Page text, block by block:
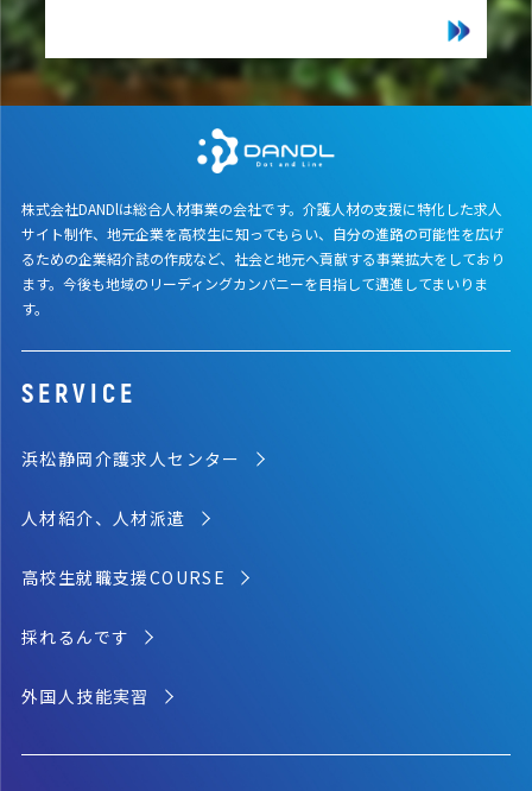
株式会社DANDlは総合人材事業の会社です。介護人材の支援に特化した求人
サイト制作、地元企業を高校生に知ってもらい、自分の進路の可能性を広げ
るための企業紹介誌の作成など、社会と地元へ貢献する事業拡大をしており
ます。今後も地域のリーディングカンパニーを目指して邁進してまいりま
す。
SERVICE
浜松静岡介護求人センター
人材紹介、人材派遣
高校生就職支援COURSE
採れるんです
外国人技能実習